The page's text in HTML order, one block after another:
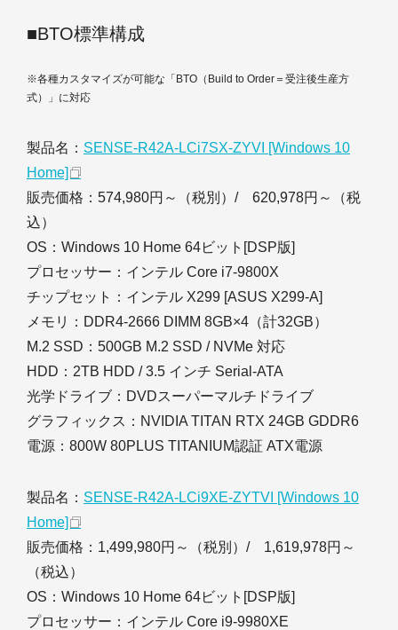
■BTO標準構成
※各種カスタマイズが可能な「BTO（Build to Order＝受注後生産方
式）」に対応
製品名： SENSE-R42A-LCi7SX-ZYVI [Windows 10
Home]
販売価格：574,980円～（税別）/ 620,978円～（税
込）
OS：Windows 10 Home 64ビット[DSP版]
プロセッサー：インテル Core i7-9800X
チップセット：インテル X299 [ASUS X299-A]
メモリ：DDR4-2666 DIMM 8GB×4（計32GB）
M.2 SSD：500GB M.2 SSD / NVMe 対応
HDD：2TB HDD / 3.5 インチ Serial-ATA
光学ドライブ：DVDスーパーマルチドライブ
グラフィックス：NVIDIA TITAN RTX 24GB GDDR6
電源：800W 80PLUS TITANIUM認証 ATX電源
製品名： SENSE-R42A-LCi9XE-ZYTVI [Windows 10
Home]
販売価格：1,499,980円～（税別）/ 1,619,978円～
（税込）
OS：Windows 10 Home 64ビット[DSP版]
プロセッサー：インテル Core i9-9980XE